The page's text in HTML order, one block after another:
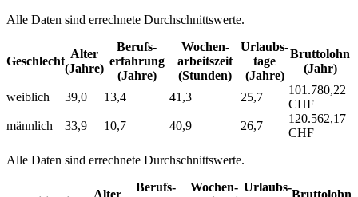
Alle Daten sind errechnete Durchschnittswerte.
Geschlecht
Alter
(Jahre)
Berufs­
erfahrung
(Jahre)
Wochen­
arbeitszeit
(Stunden)
Urlaubs­
tage
(Jahre)
Bruttolohn
(Jahr)
weiblich 39,0 13,4 41,3 25,7
101.780,22
CHF
männlich
33,9 10,7 40,9 26,7
120.562,17
CHF
Alle Daten sind errechnete Durchschnittswerte.
Alter
Berufs­
Wochen­ Urlaubs­
Bruttolohn